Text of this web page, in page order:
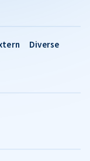
Diverse